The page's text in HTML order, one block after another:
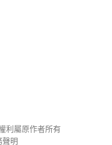
利屬原作者所有
聲明